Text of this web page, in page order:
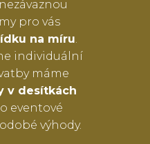
pro vás
na míru.
individuální
máme
v desítkách
eventové
výhody.